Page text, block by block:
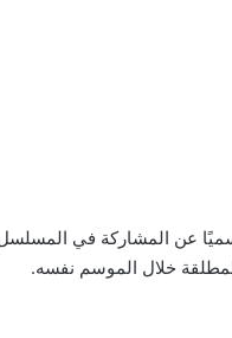
خلال الموسم نفسه.